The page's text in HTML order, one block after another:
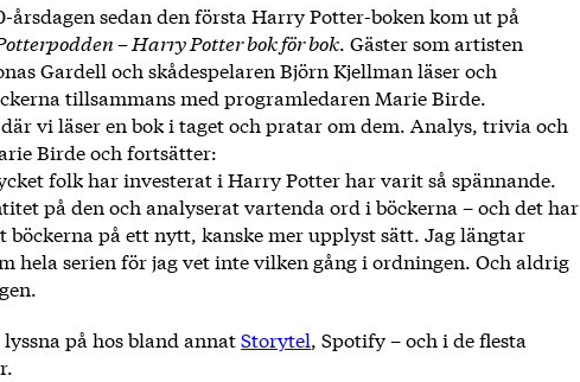
årsdagen sedan den första Harry Potter-boken kom ut på
– Harry Potter bok för bok. Gäster som artisten
Gardell och skådespelaren Björn Kjellman läser och
tillsammans med programledaren Marie Birde.
vi läser en bok i taget och pratar om dem. Analys, trivia och
Birde och fortsätter:
folk har investerat i Harry Potter har varit så spännande.
på den och analyserat vartenda ord i böckerna – och det har
böckerna på ett nytt, kanske mer upplyst sätt. Jag längtar
hela serien för jag vet inte vilken gång i ordningen. Och aldrig
på hos bland annatStorytel, Spotify – och i de flesta